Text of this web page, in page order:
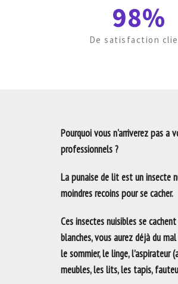
98%
De satisfaction
Pourquoi vous n'arriverez pas a
professionnels ?
La punaise de lit est un insecte
moindres recoins pour se cacher.
Ces insectes nuisibles se
blanches, vous aurez déjà du
le sommier, le linge, l’aspirateur
meubles, les lits, les tapis,